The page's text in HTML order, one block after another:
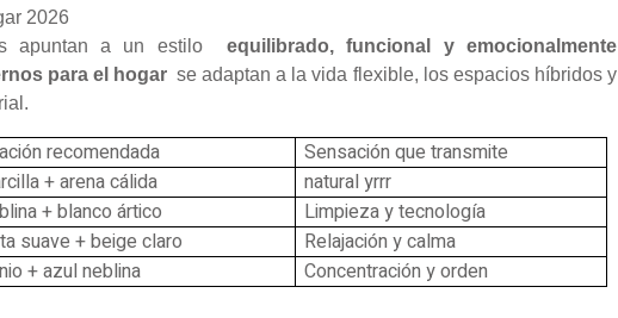
2026
apuntan a un estiloequilibrado, funcional y emocionalmente
para el hogarse adaptan a la vida flexible, los espacios híbridos y
recomendada
Sensación que transmite
+ arena cálida
natural yrrr
+ blanco ártico
Limpieza y tecnología
suave + beige claro
Relajación y calma
+ azul neblina Concentración y orden